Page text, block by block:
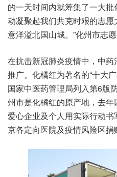
的一天时间内就筹集了一大
动凝聚起我们共克时艰的志
意洋溢北国山城。”化州市志
在抗击新冠肺炎疫情中，中
推广。化橘红为著名的“十大
国家中医药管理局列入第6版
州市是化橘红的原产地，去
爱心企业及个人用实际行动
京各定向医院及疫情风险区捐